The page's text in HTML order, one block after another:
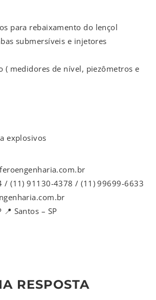
para rebaixamento do lençol
submersíveis e injetores
( medidores de nível, piezômetros e
explosivos
/ (11) 91130-4378 / (11) 99699-6633
📍 Santos – SP
RESPOSTA